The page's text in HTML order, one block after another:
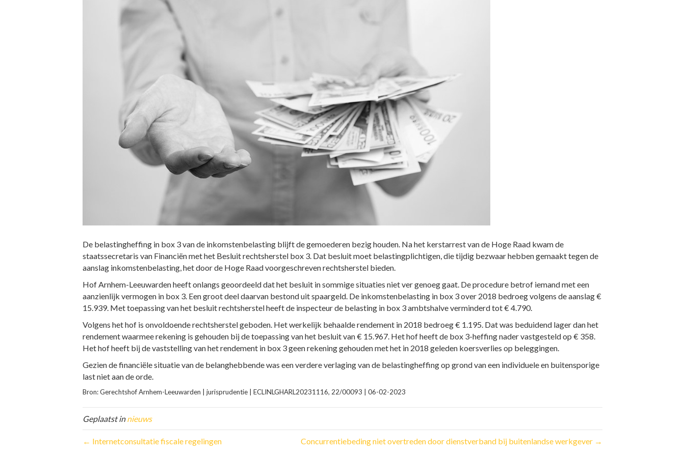
De belastingheffing in box 3 van de inkomstenbelasting blijft de gemoederen bezig houden. Na het kerstarrest van de Hoge Raad kwam de
staatssecretaris van Financiën met het Besluit rechtsherstel box 3. Dat besluit moet belastingplichtigen, die tijdig bezwaar hebben gemaakt tegen de
aanslag inkomstenbelasting, het door de Hoge Raad voorgeschreven rechtsherstel bieden.
Hof Arnhem-Leeuwarden heeft onlangs geoordeeld dat het besluit in sommige situaties niet ver genoeg gaat. De procedure betrof iemand met een
aanzienlijk vermogen in box 3. Een groot deel daarvan bestond uit spaargeld. De inkomstenbelasting in box 3 over 2018 bedroeg volgens de aanslag €
15.939. Met toepassing van het besluit rechtsherstel heeft de inspecteur de belasting in box 3 ambtshalve verminderd tot € 4.790.
Volgens het hof is onvoldoende rechtsherstel geboden. Het werkelijk behaalde rendement in 2018 bedroeg € 1.195. Dat was beduidend lager dan het
rendement waarmee rekening is gehouden bij de toepassing van het besluit van € 15.967. Het hof heeft de box 3-heffing nader vastgesteld op € 358.
Het hof heeft bij de vaststelling van het rendement in box 3 geen rekening gehouden met het in 2018 geleden koersverlies op beleggingen.
Gezien de financiële situatie van de belanghebbende was een verdere verlaging van de belastingheffing op grond van een individuele en buitensporige
last niet aan de orde.
Bron: Gerechtshof Arnhem-Leeuwarden | jurisprudentie | ECLINLGHARL20231116, 22/00093 | 06-02-2023
Geplaatst innieuws
← Internetconsultatie fiscale regelingen Concurrentiebeding niet overtreden door dienstverband bij buitenlandse werkgever →